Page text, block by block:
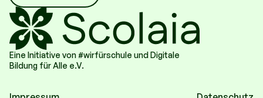
Eine Initiative von #wirfürschule und Digitale
Bildung für Alle e.V.